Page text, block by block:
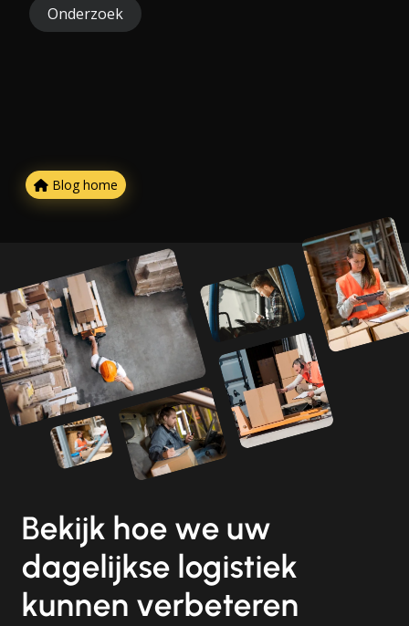
Onderzoek
Blog home
Bekijk hoe we uw
dagelijkse logistiek
kunnen verbeteren